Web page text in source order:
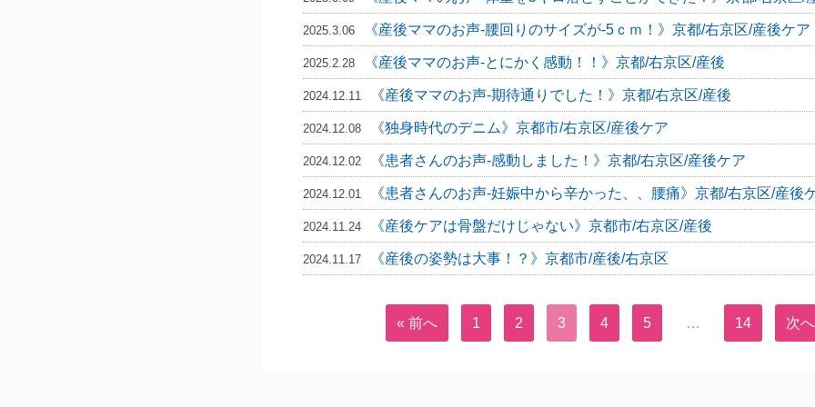
2025.3.06 《産後ママのお声-腰回りのサイズが-5ｃｍ！》京都/右京区/産後ケア
2025.2.28 《産後ママのお声-とにかく感動！！》京都/右京区/産後
2024.12.11 《産後ママのお声-期待通りでした！》京都/右京区/産後
2024.12.08 《独身時代のデニム》京都市/右京区/産後ケア
2024.12.02 《患者さんのお声-感動しました！》京都/右京区/産後ケア
2024.12.01 《患者さんのお声-妊娠中から辛かった、、腰痛》京都/右京区/産後
2024.11.24 《産後ケアは骨盤だけじゃない》京都市/右京区/産後
2024.11.17 《産後の姿勢は大事！？》京都市/産後/右京区
« 前へ 1 2 3 4 5 … 14 次